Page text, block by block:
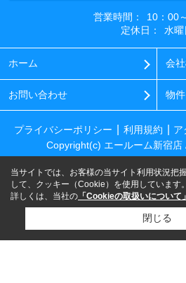
営業時間：
10：00
定休日：
水曜
ホーム 会
お問い合わせ 物
プライバシーポリシー 利用規約 ア
Copyright(c) エールーム新宿店
当サイトでは、お客様の当サイト利用状況把
して、クッキー（Cookie）を使用しています。
詳しくは、当社の 「Cookieの取扱いについて」
閉じる